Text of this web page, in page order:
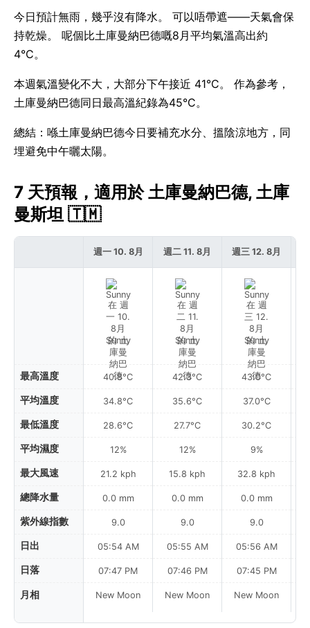
今日預計無雨，幾乎沒有降水。 可以唔帶遮——天氣會保
持乾燥。 呢個比土庫曼納巴德嘅8月平均氣溫高出約
4°C。
本週氣溫變化不大，大部分下午接近 41°C。 作為參考，
土庫曼納巴德同日最高溫紀錄為45°C。
總結：喺土庫曼納巴德今日要補充水分、搵陰涼地方，同
埋避免中午曬太陽。
7 天預報，適用於 土庫曼納巴德, 土庫
曼斯坦 🇹🇲
最高溫度
平均溫度
最低溫度
平均濕度
最大風速
總降水量
紫外線指數
日出
日落
月相
週一 10. 8月
Sunny
40.8°C
34.8°C
28.6°C
12%
21.2 kph
0.0 mm
9.0
05:54 AM
07:47 PM
New Moon
週二 11. 8月
Sunny
42.3°C
35.6°C
27.7°C
12%
15.8 kph
0.0 mm
9.0
05:55 AM
07:46 PM
New Moon
週三 12. 8月
Sunny
43.0°C
37.0°C
30.2°C
9%
32.8 kph
0.0 mm
9.0
05:56 AM
07:45 PM
New Moon